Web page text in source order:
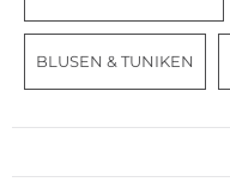
BLUSEN & TUNIKEN